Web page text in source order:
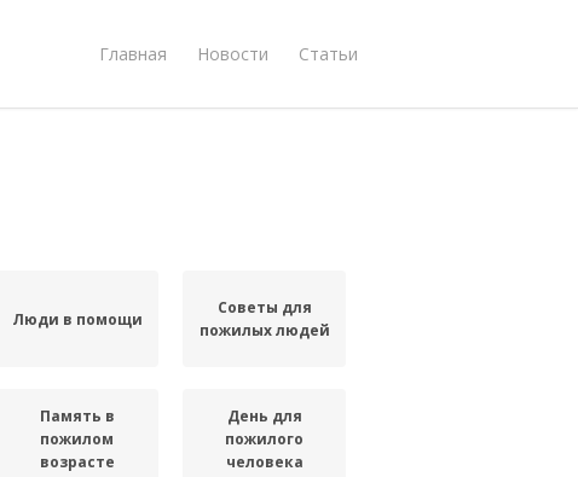
Главная Новости Статьи
Люди в помощи
Советы для
пожилых людей
Память в
пожилом
возрасте
День для
пожилого
человека